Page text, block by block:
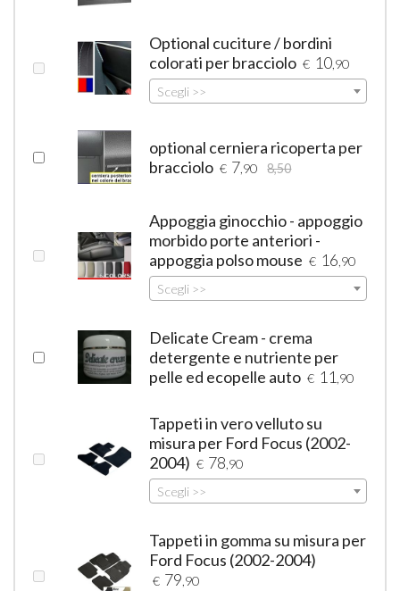
Optional cuciture / bordini
colorati per bracciolo € 10 ,90
Scegli >>
optional cerniera ricoperta per
bracciolo € 7 ,90 8,50
Appoggia ginocchio - appoggio
morbido porte anteriori -
appoggia polso mouse € 16 ,90
Scegli >>
Delicate Cream - crema
detergente e nutriente per
pelle ed ecopelle auto € 11 ,90
Tappeti in vero velluto su
misura per Ford Focus (2002-
2004) € 78 ,90
Scegli >>
Tappeti in gomma su misura per
Ford Focus (2002-2004)
€ 79 ,90